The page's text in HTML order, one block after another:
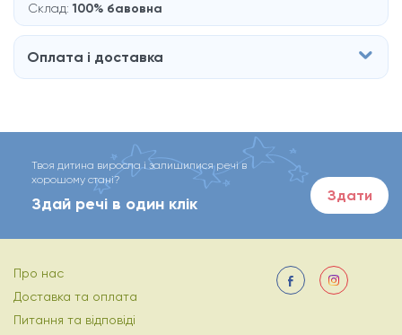
Склад:100% бавовна
Оплата і доставка
Твоя дитина виросла і залишилися речі в
хорошому стані?
Здай речі в один клік Здати
Про нас
Доставка та оплата
Питання та відповіді